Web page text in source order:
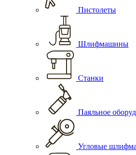
Пистолеты
Шлифмашины
Станки
Паяльное
Угловые